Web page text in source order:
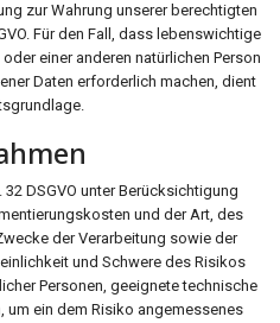
zur Wahrung unserer berechtigten
Für den Fall, dass lebenswichtige
einer anderen natürlichen Person
Daten erforderlich machen, dient
DSGVO unter Berücksichtigung
und der Art, des
der Verarbeitung sowie der
und Schwere des Risikos
Personen, geeignete technische
ein dem Risiko angemessenes